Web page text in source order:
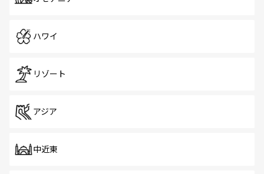
ハワイ
リゾート
アジア
中近東